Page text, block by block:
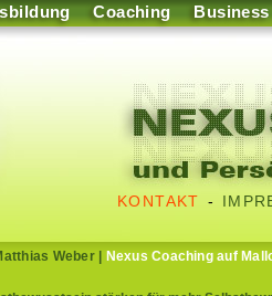
Coaching Business
KONTAKT -
Weber| Nexus Coaching auf